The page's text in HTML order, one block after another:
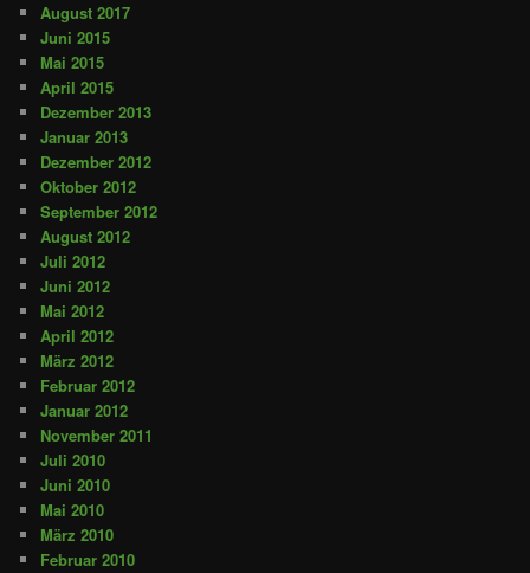
August 2017
Juni 2015
Mai 2015
April 2015
Dezember 2013
Januar 2013
Dezember 2012
Oktober 2012
September 2012
August 2012
Juli 2012
Juni 2012
Mai 2012
April 2012
März 2012
Februar 2012
Januar 2012
November 2011
Juli 2010
Juni 2010
Mai 2010
März 2010
Februar 2010